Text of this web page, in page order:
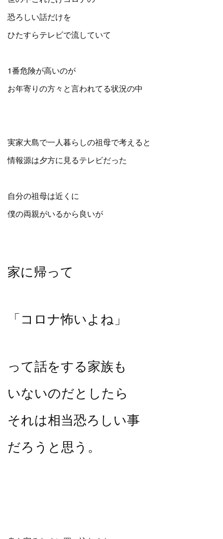
恐ろしい話だけを
ひたすらテレビで流していて
1番危険が高いのが
お年寄りの方々と言われてる状況の中
実家大島で一人暮らしの祖母で考えると
情報源は夕方に見るテレビだった
自分の祖母は近くに
僕の両親がいるから良いが
家に帰って
「コロナ怖いよね」
って話をする家族も
いないのだとしたら
それは相当恐ろしい事
だろうと思う。